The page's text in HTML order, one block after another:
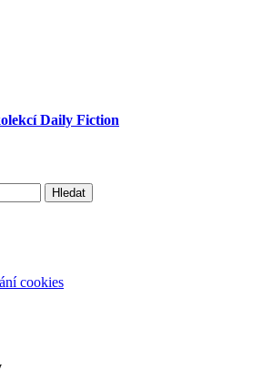
Daily Fiction
cookies